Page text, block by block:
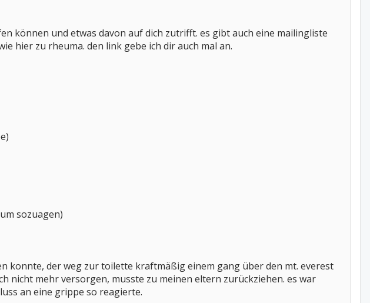
können und etwas davon auf dich zutrifft. es gibt auch eine mailingliste
hier zu rheuma. den link gebe ich dir auch mal an.
sozuagen)
konnte, der weg zur toilette kraftmäßig einem gang über den mt. everest
nicht mehr versorgen, musste zu meinen eltern zurückziehen. es war
an eine grippe so reagierte.